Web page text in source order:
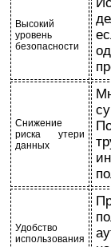
Высокий
уровень
безопасности
Снижение
риска утери
данных
Удобство
использования